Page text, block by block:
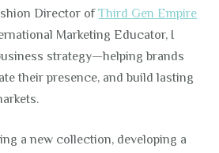
Director ofThird Gen Empire
Marketing Educator, I
strategy—helping brands
their presence, and build lasting
a new collection, developing a